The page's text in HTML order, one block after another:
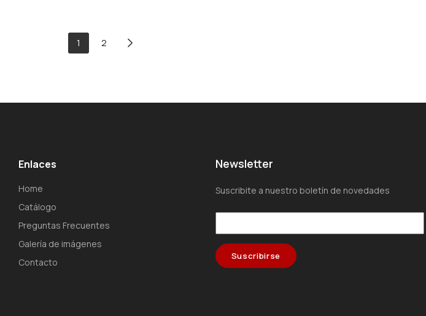
1 2
Enlaces
Home
Catálogo
Preguntas Frecuentes
Galería de imágenes
Contacto
Newsletter
Suscribite a nuestro boletín de novedades